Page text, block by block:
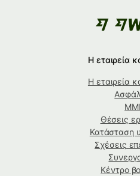
Η εταιρεία
Η εταιρεία
Θέσεις
Κατάσταση
Σχέσεις
Κέντρο